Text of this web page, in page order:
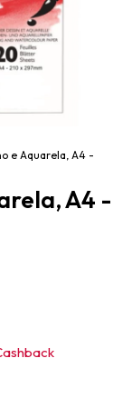
e Aquarela, A4 -
A4 -